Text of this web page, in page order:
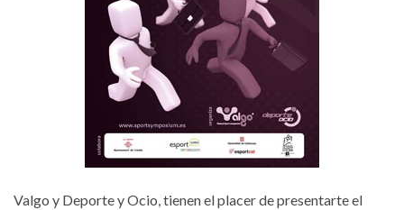
Valgo y Deporte y Ocio, tienen el placer de presentarte el